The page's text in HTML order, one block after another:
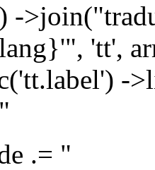
-
'tt',
-
.= "